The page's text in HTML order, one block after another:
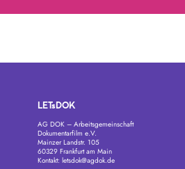
LETsDOK
AG DOK – Arbeitsgemeinschaft
Dokumentarfilm e.V.
Mainzer Landstr. 105
60329 Frankfurt am Main
Kontakt: letsdok@agdok.de